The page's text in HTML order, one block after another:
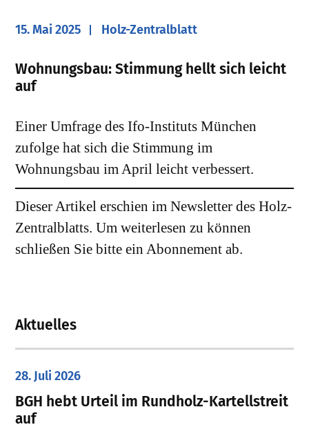
15. Mai 2025 Holz-Zentralblatt
​Wohnungsbau: Stimmung hellt sich leicht
auf
Einer Umfrage des Ifo-Instituts München
zufolge hat sich die Stimmung im
Wohnungsbau im April leicht verbessert.
Dieser Artikel erschien im Newsletter des Holz-
Zentralblatts. Um weiterlesen zu können
schließen Sie bitte ein Abonnement ab.
Aktuelles
28. Juli 2026
​BGH hebt Urteil im Rundholz-Kartellstreit
auf